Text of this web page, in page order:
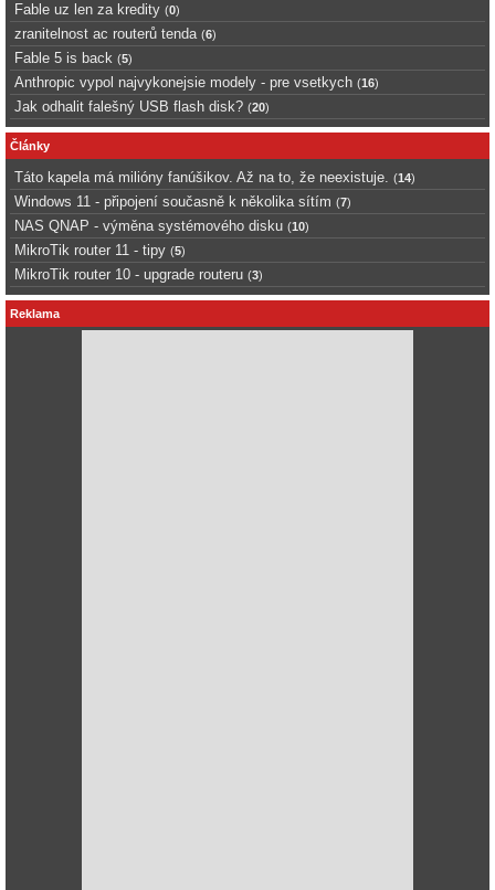
Fable uz len za kredity (0)
zranitelnost ac routerů tenda (6)
Fable 5 is back (5)
Anthropic vypol najvykonejsie modely - pre vsetkych (16)
Jak odhalit falešný USB flash disk? (20)
Články
Táto kapela má milióny fanúšikov. Až na to, že neexistuje. (14)
Windows 11 - připojení současně k několika sítím (7)
NAS QNAP - výměna systémového disku (10)
MikroTik router 11 - tipy (5)
MikroTik router 10 - upgrade routeru (3)
Reklama